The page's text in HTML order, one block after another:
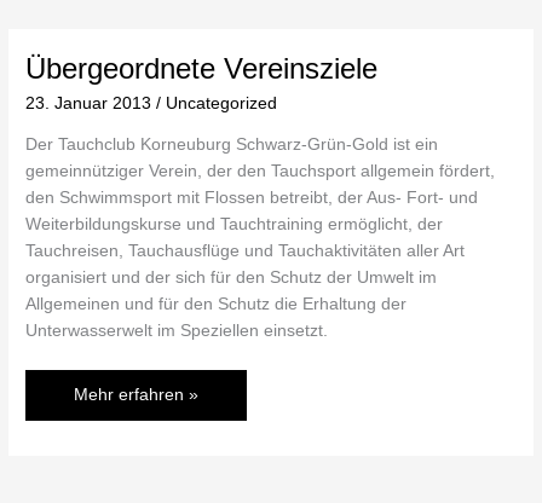
Übergeordnete Vereinsziele
23. Januar 2013 / Uncategorized
Der Tauchclub Korneuburg Schwarz-Grün-Gold ist ein
gemeinnütziger Verein, der den Tauchsport allgemein fördert,
den Schwimmsport mit Flossen betreibt, der Aus- Fort- und
Weiterbildungskurse und Tauchtraining ermöglicht, der
Tauchreisen, Tauchausflüge und Tauchaktivitäten aller Art
organisiert und der sich für den Schutz der Umwelt im
Allgemeinen und für den Schutz die Erhaltung der
Unterwasserwelt im Speziellen einsetzt.
Übergeordnete
Vereinsziele
Mehr erfahren »